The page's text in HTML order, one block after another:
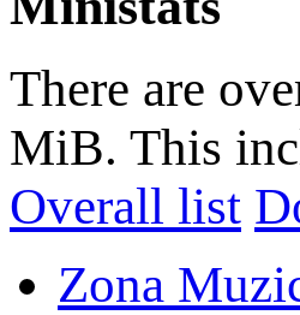
There are
MiB. This
Overall list
Zona